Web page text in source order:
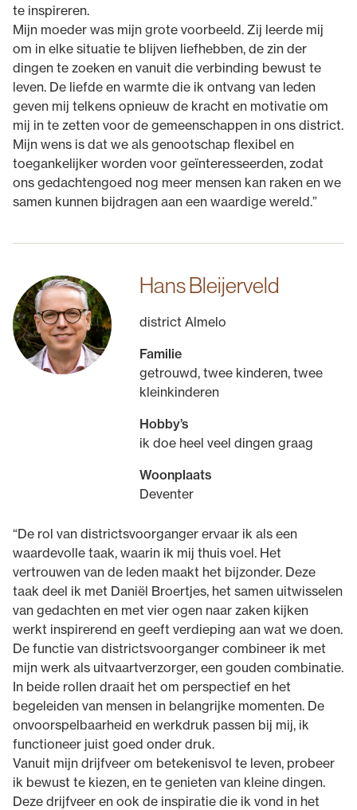
te inspireren.
Mijn moeder was mijn grote voorbeeld. Zij leerde mij
om in elke situatie te blijven liefhebben, de zin der
dingen te zoeken en vanuit die verbinding bewust te
leven. De liefde en warmte die ik ontvang van leden
geven mij telkens opnieuw de kracht en motivatie om
mij in te zetten voor de gemeenschappen in ons district.
Mijn wens is dat we als genootschap flexibel en
toegankelijker worden voor geïnteresseerden, zodat
ons gedachtengoed nog meer mensen kan raken en we
samen kunnen bijdragen aan een waardige wereld.”
Hans Bleijerveld
district Almelo
Familie
getrouwd, twee kinderen, twee
kleinkinderen
Hobby’s
ik doe heel veel dingen graag
Woonplaats
Deventer
“De rol van districtsvoorganger ervaar ik als een
waardevolle taak, waarin ik mij thuis voel. Het
vertrouwen van de leden maakt het bijzonder. Deze
taak deel ik met Daniël Broertjes, het samen uitwisselen
van gedachten en met vier ogen naar zaken kijken
werkt inspirerend en geeft verdieping aan wat we doen.
De functie van districtsvoorganger combineer ik met
mijn werk als uitvaartverzorger, een gouden combinatie.
In beide rollen draait het om perspectief en het
begeleiden van mensen in belangrijke momenten. De
onvoorspelbaarheid en werkdruk passen bij mij, ik
functioneer juist goed onder druk.
Vanuit mijn drijfveer om betekenisvol te leven, probeer
ik bewust te kiezen, en te genieten van kleine dingen.
Deze drijfveer en ook de inspiratie die ik vond in het